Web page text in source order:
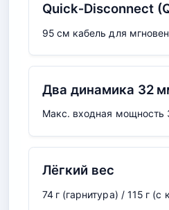
Quick‑Disconnect
95 см кабель для
Два динамика 32
Макс. входная мощность
Лёгкий вес
74 г (гарнитура) / 115 г (с